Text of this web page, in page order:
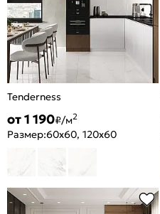
Tenderness
от 1 190₽/м2
Размер:60x60, 120x60